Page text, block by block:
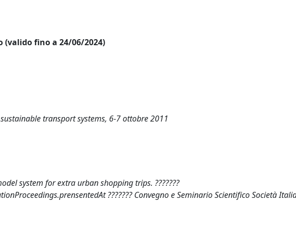
fino a 24/06/2024)
transport systems, 6-7 ottobre 2011
system for extra urban shopping trips. ???????
??????? Convegno e Seminario Scientifico Società